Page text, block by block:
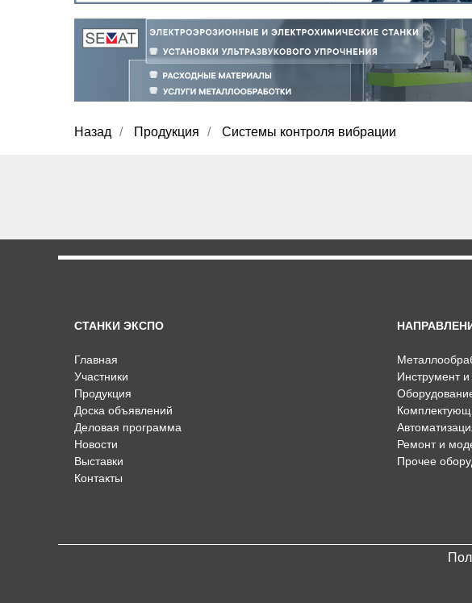
Назад / Продукция / Системы контроля вибрации
СТАНКИ ЭКСПО
Главная
Участники
Продукция
Доска объявлений
Деловая программа
Новости
Выставки
Контакты
Инструмент и
Ремонт и
Прочее